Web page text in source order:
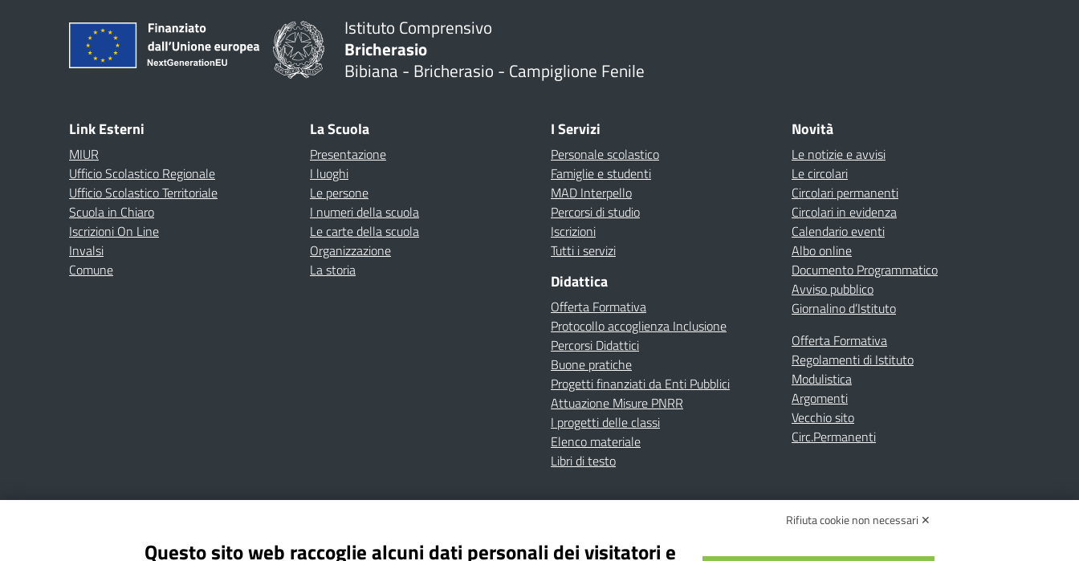
Istituto Comprensivo
Bricherasio
Bibiana - Bricherasio - Campiglione Fenile
Link Esterni
MIUR
Ufficio Scolastico Regionale
Ufficio Scolastico Territoriale
Scuola in Chiaro
Iscrizioni On Line
Invalsi
Comune
La Scuola
Presentazione
I luoghi
Le persone
I numeri della scuola
Le carte della scuola
Organizzazione
La storia
I Servizi
Personale scolastico
Famiglie e studenti
MAD Interpello
Percorsi di studio
Iscrizioni
Tutti i servizi
Didattica
Offerta Formativa
Protocollo accoglienza Inclusione
Percorsi Didattici
Buone pratiche
Progetti finanziati da Enti Pubblici
Attuazione Misure PNRR
I progetti delle classi
Elenco materiale
Libri di testo
Novità
Le notizie e avvisi
Le circolari
Circolari permanenti
Circolari in evidenza
Calendario eventi
Albo online
Documento Programmatico
Avviso pubblico
Giornalino d’Istituto
Offerta Formativa
Regolamenti di Istituto
Modulistica
Argomenti
Vecchio sito
Circ.Permanenti
Amministrazione TrasparenteAlbo onlinePrivacy PolicyDichiarazione di accessibilitàContattiNote Legali
Rifiuta cookie non necessari ✕
Questo sito web raccoglie alcuni dati personali dei visitatori e